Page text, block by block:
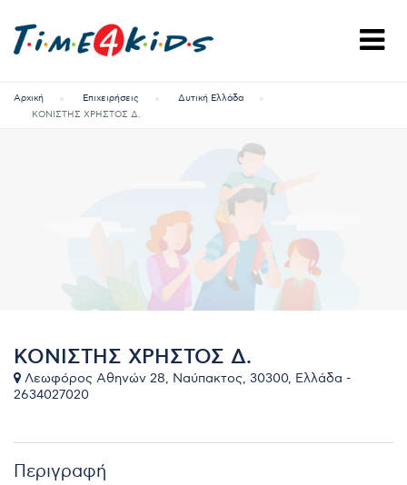
Αρχική Επιχειρήσεις
Δυτική Ελλάδα
ΚΟΝΙΣΤΗΣ ΧΡΗΣΤΟΣ Δ.
ΚΟΝΙΣΤΗΣ ΧΡΗΣΤΟΣ Δ.
Λεωφόρος Αθηνών 28, Ναύπακτος, 30300, Ελλάδα -
2634027020
Περιγραφή